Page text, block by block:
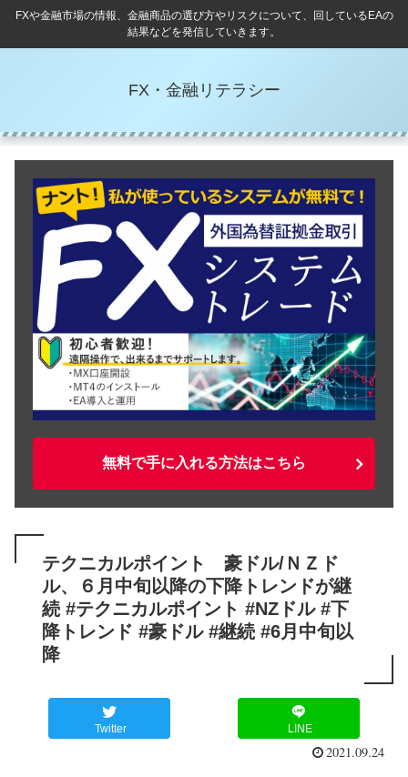
FXや金融市場の情報、金融商品の選び方やリスクについて、回しているEAの
結果などを発信していきます。
FX・金融リテラシー
無料で手に入れる方法はこちら
テクニカルポイント 豪ドル/ＮＺド
ル、６月中旬以降の下降トレンドが継
続 #テクニカルポイント #NZドル #下
降トレンド #豪ドル #継続 #6月中旬以
降
Twitter LINE
2021.09.24